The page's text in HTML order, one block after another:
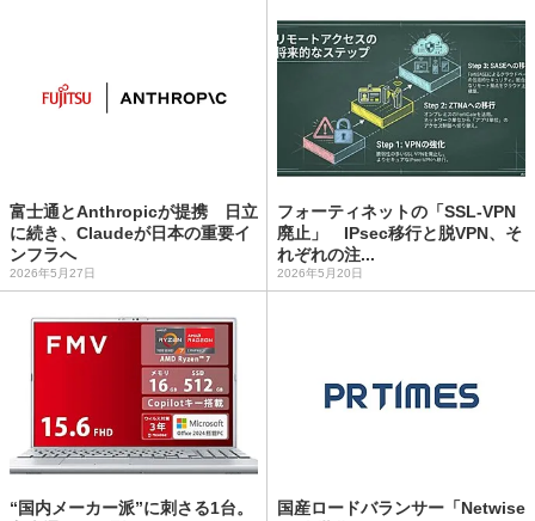
富士通とAnthropicが提携 日立
に続き、Claudeが日本の重要イ
ンフラへ
2026年5月27日
フォーティネットの「SSL-VPN
廃止」 IPsec移行と脱VPN、そ
れぞれの注...
2026年5月20日
“国内メーカー派”に刺さる1台。
国産ロードバランサー「Netwise